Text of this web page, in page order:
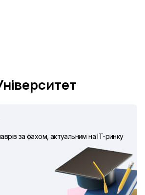
за фахом, актуальним на IT-ринку